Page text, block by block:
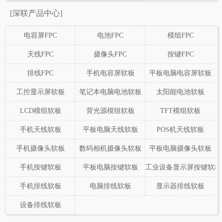
[深联产品中心]
电容屏FPC 电池FPC 模组FPC
天线FPC 摄像头FPC 按键FPC
排线FPC 手机电容屏软板 平板电脑电容屏软板
工控显示屏软板 笔记本电脑电池软板 太阳能电池软板
LCD模组软板 背光源模组软板 TFT模组软板
手机天线软板 平板电脑天线软板 POS机天线软板
手机摄像头软板 数码相机摄像头软板 平板电脑摄像头软板
手机按键软板 平板电脑按键软板 工业设备显示屏按键软板
手机排线软板 电脑排线软板 显示器排线软板
设备排线软板